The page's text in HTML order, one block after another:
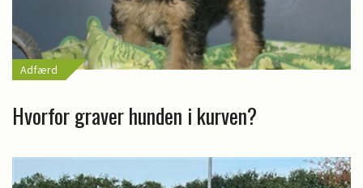
Adfærd
Hvorfor graver hunden i kurven?